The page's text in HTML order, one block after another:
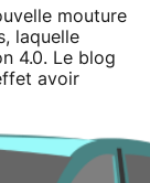
mouture
laquelle
4.0. Le blog
avoir